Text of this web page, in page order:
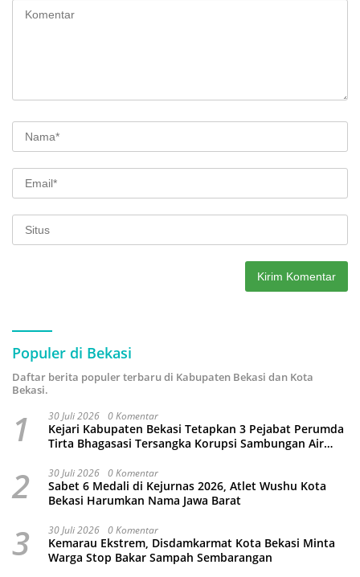
Populer di Bekasi
Daftar berita populer terbaru di Kabupaten Bekasi dan Kota
Bekasi.
1 30 Juli 2026 0 Komentar
Kejari Kabupaten Bekasi Tetapkan 3 Pejabat Perumda
Tirta Bhagasasi Tersangka Korupsi Sambungan Air
2 30 Juli 2026 0 Komentar
Sabet 6 Medali di Kejurnas 2026, Atlet Wushu Kota
Bekasi Harumkan Nama Jawa Barat
3 30 Juli 2026 0 Komentar
Kemarau Ekstrem, Disdamkarmat Kota Bekasi Minta
Warga Stop Bakar Sampah Sembarangan